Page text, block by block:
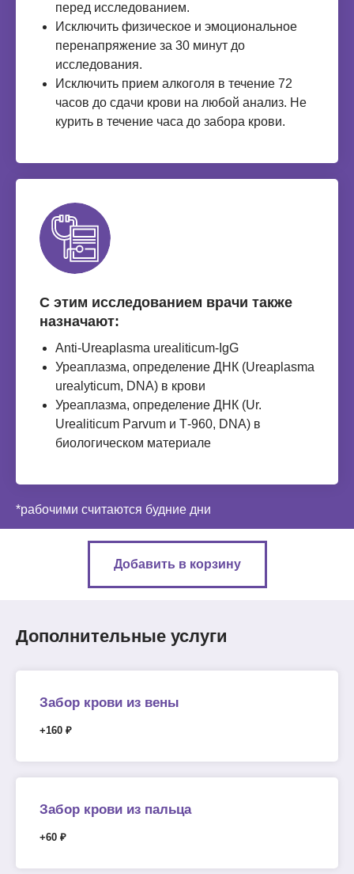
перед исследованием.
Исключить физическое и эмоциональное
перенапряжение за 30 минут до
исследования.
Исключить прием алкоголя в течение 72
часов до сдачи крови на любой анализ. Не
курить в течение часа до забора крови.
С этим исследованием врачи также
назначают:
Anti-Ureaplasma urealiticum-IgG
Уреаплазма, определение ДНК (Ureaplasma
urealyticum, DNA) в крови
Уреаплазма, определение ДНК (Ur.
Urealiticum Parvum и Т-960, DNA) в
биологическом материале
*рабочими считаются будние дни
Добавить в корзину
Дополнительные услуги
Забор крови из вены
+160 ₽
Забор крови из пальца
+60 ₽